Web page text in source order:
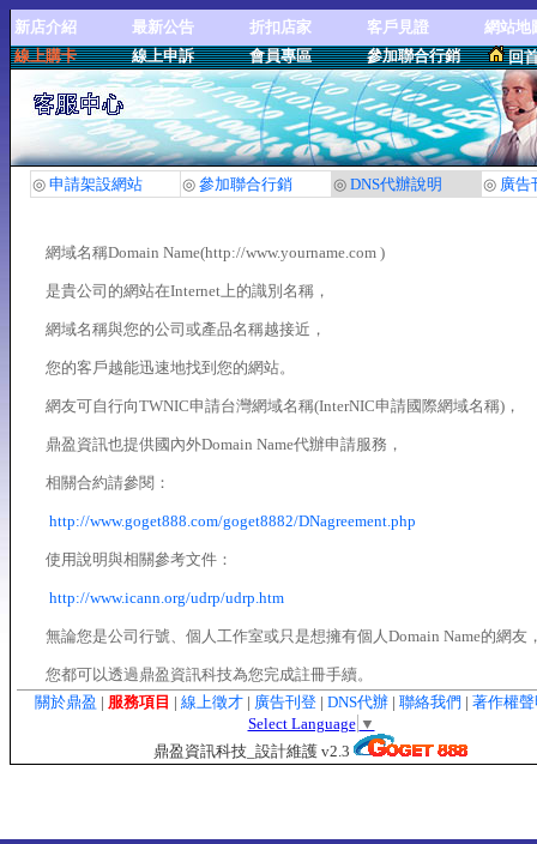
新店介紹 最新公告 折扣店家 客戶見證
網站地
線上購卡
線上申訴 會員專區 參加聯合行銷 回
◎ 申請架設網站 ◎ 參加聯合行銷 ◎ DNS代辦說明 ◎ 廣告
網域名稱Domain Name(http://www.yourname.com )
是貴公司的網站在Internet上的識別名稱，
網域名稱與您的公司或產品名稱越接近，
您的客戶越能迅速地找到您的網站。
網友可自行向TWNIC申請台灣網域名稱(InterNIC申請國際網域名稱)，
鼎盈資訊也提供國內外Domain Name代辦申請服務，
相關合約請參閱：
http://www.goget888.com/goget8882/DNagreement.php
使用說明與相關參考文件：
http://www.icann.org/udrp/udrp.htm
無論您是公司行號、個人工作室或只是想擁有個人Domain Name的網友
您都可以透過鼎盈資訊科技為您完成註冊手續。
關於鼎盈 | 服務項目 | 線上徵才 | 廣告刊登 | DNS代辦 | 聯絡我們 | 著作
Select Language ▼
鼎盈資訊科技_設計維護 v2.3